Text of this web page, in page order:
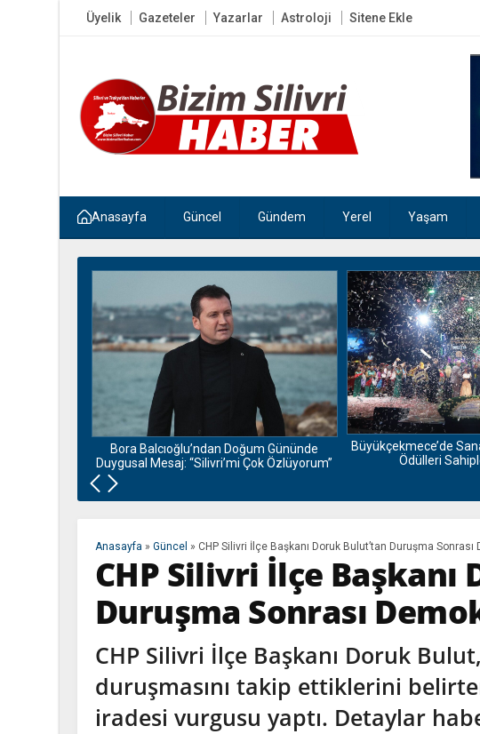
Üyelik Gazeteler Yazarlar Astroloji Sitene Ekle
Anasayfa Güncel Gündem Yerel Yaşam
Bora Balcıoğlu’ndan Doğum Gününde
Duygusal Mesaj: “Silivri’mi Çok Özlüyorum”
Büyükçekmece’de
Ödülleri
Anasayfa » Güncel » CHP Silivri İlçe Başkanı Doruk Bulut’tan Duruşma Sonrası
CHP Silivri İlçe Başkanı
Duruşma Sonrası
CHP Silivri İlçe Başkanı Doruk
duruşmasını takip ettiklerini
iradesi vurgusu yaptı. Detaylar